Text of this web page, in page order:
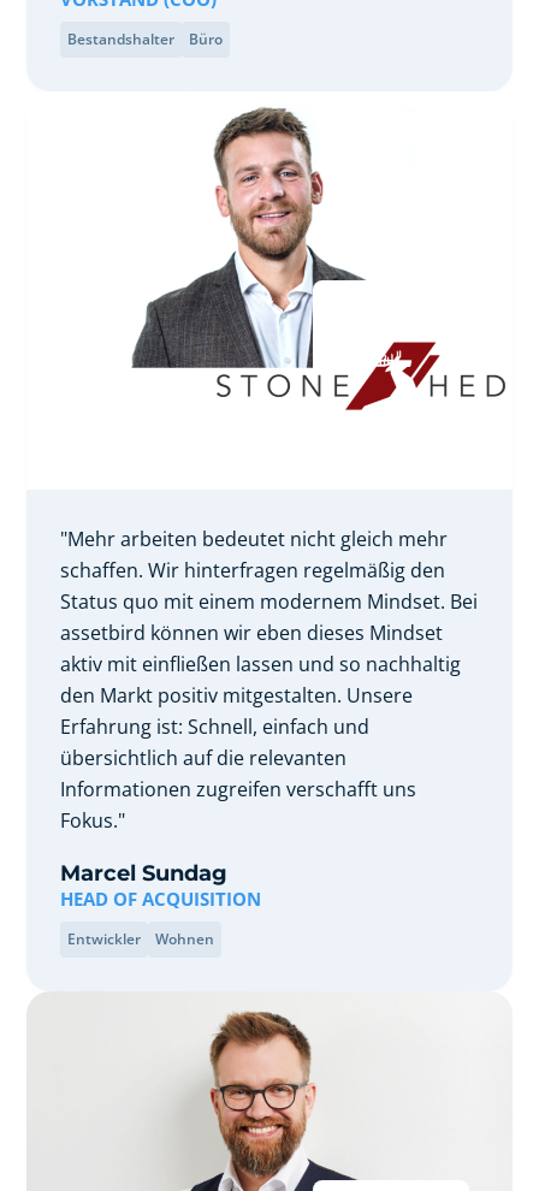
Bestandshalter Büro
"Mehr arbeiten bedeutet nicht gleich mehr
schaffen. Wir hinterfragen regelmäßig den
Status quo mit einem modernem Mindset. Bei
assetbird können wir eben dieses Mindset
aktiv mit einfließen lassen und so nachhaltig
den Markt positiv mitgestalten. Unsere
Erfahrung ist: Schnell, einfach und
übersichtlich auf die relevanten
Informationen zugreifen verschafft uns
Fokus."
Marcel Sundag
HEAD OF ACQUISITION
Entwickler Wohnen